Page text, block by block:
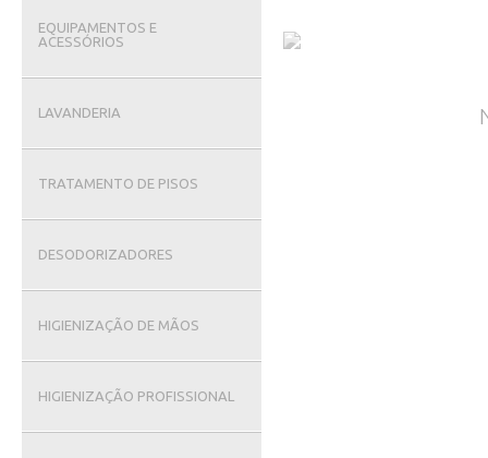
EQUIPAMENTOS E
ACESSÓRIOS
LAVANDERIA
TRATAMENTO DE PISOS
DESODORIZADORES
HIGIENIZAÇÃO DE MÃOS
HIGIENIZAÇÃO PROFISSIONAL